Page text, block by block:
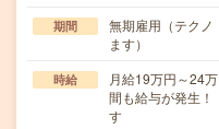
期間
無期雇用（テクノ
ます）
時給
月給19万円～24
間も給与が発生
す